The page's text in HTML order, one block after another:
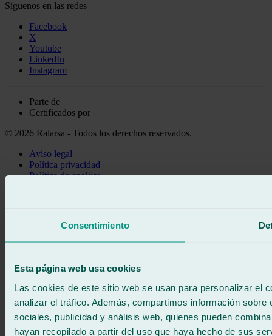
Consentimiento
Esta página web usa cookies
Las cookies de este sitio web se usan para personalizar el
analizar el tráfico. Además, compartimos información
sociales, publicidad y análisis web, quienes pueden
hayan recopilado a partir del uso que haya hecho de sus
Síguenos en las redes
Facebook
X
Youtube
LinkedIn
Instagram
Parte de
Certificados por
© 2026 Ralarsa - Todos los derechos reservados.
Aviso legal
Política privacidad
Política de cookies
Sin compromiso
671 015 121
ATENCIÓN 24/7 Contáctanos